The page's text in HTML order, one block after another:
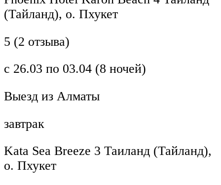
(Тайланд), о. Пхукет
5 (2 отзыва)
с 26.03 по 03.04 (8 ночей)
Выезд из Алматы
завтрак
Kata Sea Breeze 3 Таиланд (Тайланд),
о. Пхукет